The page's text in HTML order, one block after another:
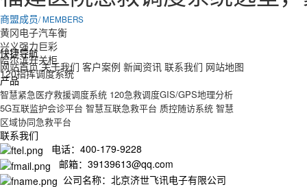
商盟成员/ MEMBERS
黄冈电子汽车衡
兴义强力巨彩
哈尔滨开关柜
120指挥调度系统
快捷导航
网站首页 关于我们 客户案例 新闻资讯 联系我们 网站地图
产品
智慧紧急医疗救援调度系统 120急救调度GIS/GPS地理分析
5G互联监护会诊平台 智慧互联急救平台 质控随访系统 智慧
区域协同急救平台
联系我们
电话：400-179-9228
邮箱：39139613@qq.com
公司名称：北京济世飞讯电子有限公司